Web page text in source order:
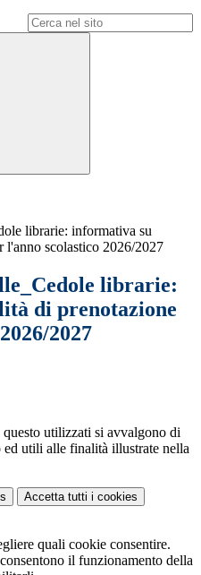
librarie: informativa su
l'anno scolastico 2026/2027
librarie:
di prenotazione
2027
utilizzati si avvalgono di
ed utili alle finalità illustrate nella
Accetta tutti i cookies
quali cookie consentire.
il funzionamento della